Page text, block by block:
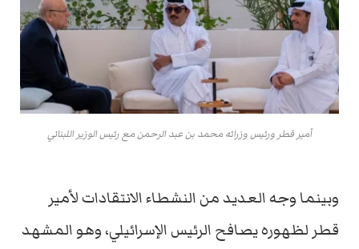
أمير قطر ورئيس وزرائه محمد بن عبد الرحمن مع رئيس الوزير اللبناني
وبينما وجه العديد من النشطاء الانتقادات لأمير
قطر لظهوره يصافح الرئيس الإسرائيلي، وهو المشهد